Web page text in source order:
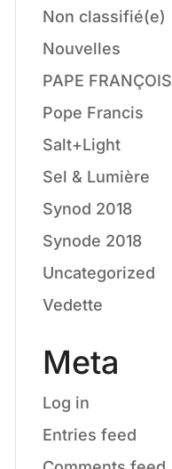
Non classifié(e)
Nouvelles
PAPE FRANÇOIS
Pope Francis
Salt+Light
Sel & Lumière
Synod 2018
Synode 2018
Uncategorized
Vedette
Meta
Log in
Entries feed